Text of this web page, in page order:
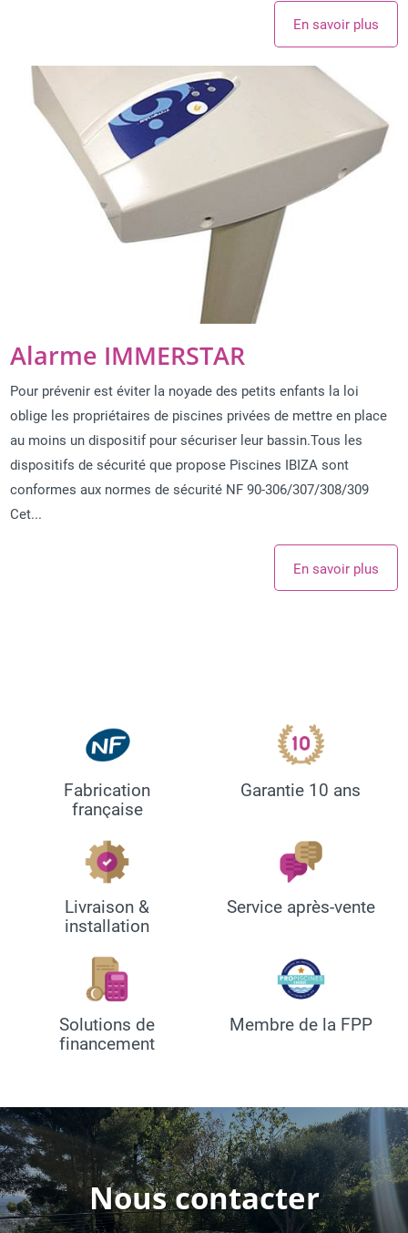
En savoir plus
Alarme IMMERSTAR
Pour prévenir est éviter la noyade des petits enfants la loi
oblige les propriétaires de piscines privées de mettre en place
au moins un dispositif pour sécuriser leur bassin.Tous les
dispositifs de sécurité que propose Piscines IBIZA sont
conformes aux normes de sécurité NF 90-306/307/308/309
Cet...
En savoir plus
Fabrication
française
Garantie 10 ans
Livraison &
installation
Service après-vente
Solutions de
financement
Membre de la FPP
Nous contacter